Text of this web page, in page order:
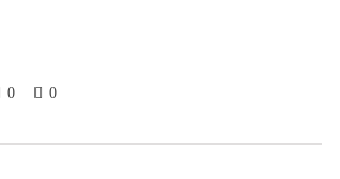
0 0